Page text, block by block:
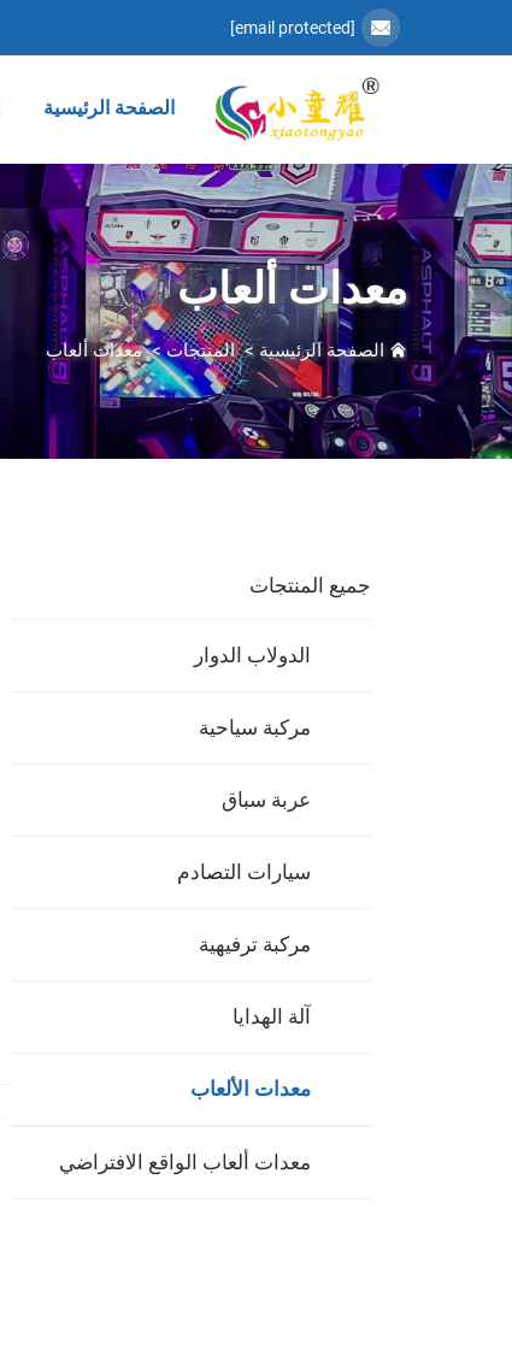
[email protected]
الصفحة الرئيسية
معدات ألعاب
الصفحة الرئيسية>المنتجات>معدات ألعاب
جميع المنتجات
الدولاب الدوار
مركبة سياحية
عربة سباق
سيارات التصادم
مركبة ترفيهية
آلة الهدايا
معدات الألعاب
معدات ألعاب الواقع الافتراضي